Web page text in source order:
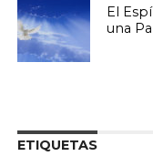
El
una
ETIQUETAS